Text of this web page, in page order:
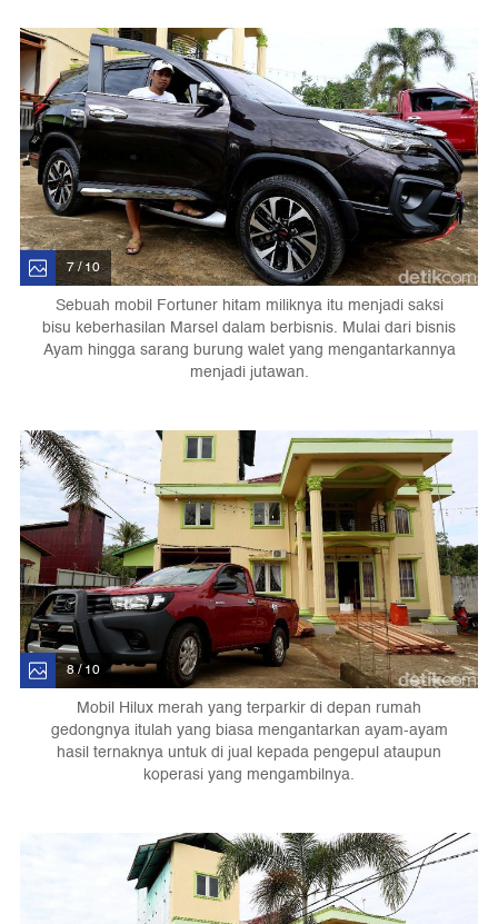
7 / 10
Sebuah mobil Fortuner hitam miliknya itu menjadi saksi
bisu keberhasilan Marsel dalam berbisnis. Mulai dari bisnis
Ayam hingga sarang burung walet yang mengantarkannya
menjadi jutawan.
8 / 10
Mobil Hilux merah yang terparkir di depan rumah
gedongnya itulah yang biasa mengantarkan ayam-ayam
hasil ternaknya untuk di jual kepada pengepul ataupun
koperasi yang mengambilnya.